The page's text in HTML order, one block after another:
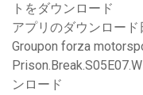
トをダウンロード
アプリのダウンロード
Groupon forza
ンロード